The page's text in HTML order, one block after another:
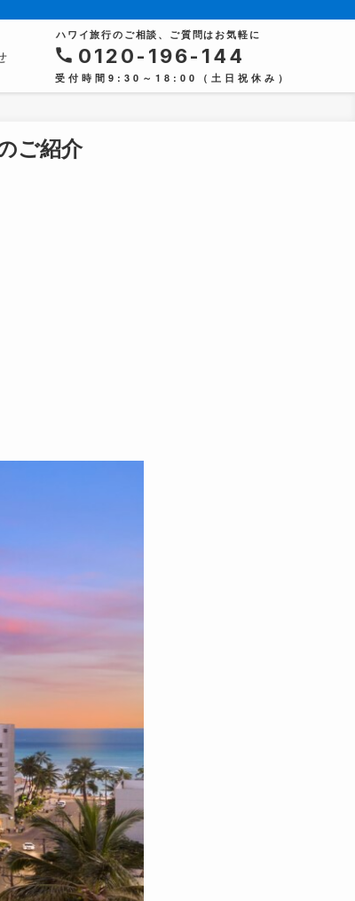
ハワイ旅行のご相談、ご質問はお気軽に
0120-196-144
受付時間9:30～18:00（土日祝休み）
ご紹介